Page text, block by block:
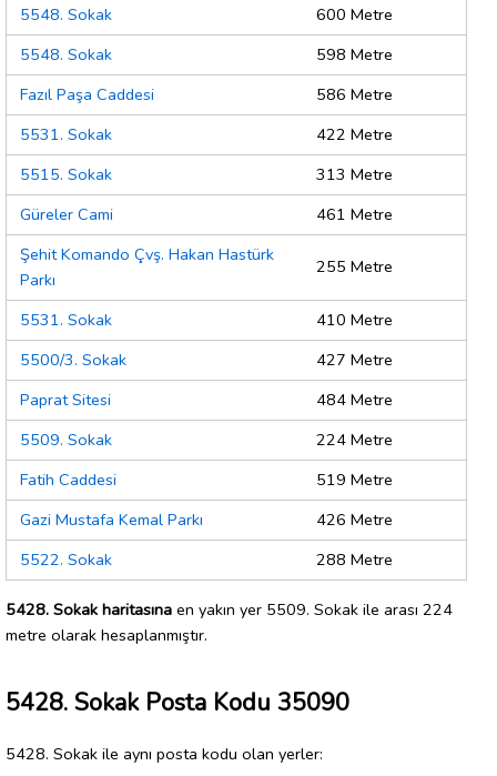
5548. Sokak
600 Metre
5548. Sokak
598 Metre
Fazıl Paşa Caddesi
586 Metre
5531. Sokak
422 Metre
5515. Sokak
313 Metre
Güreler Cami
461 Metre
Şehit Komando Çvş. Hakan Hastürk
Parkı
255 Metre
5531. Sokak
410 Metre
5500/3. Sokak
427 Metre
Paprat Sitesi
484 Metre
5509. Sokak
224 Metre
Fatih Caddesi
519 Metre
Gazi Mustafa Kemal Parkı
426 Metre
5522. Sokak
288 Metre
5428. Sokak haritasına en yakın yer 5509. Sokak ile arası 224
metre olarak hesaplanmıştır.
5428. Sokak Posta Kodu 35090
5428. Sokak ile aynı posta kodu olan yerler: